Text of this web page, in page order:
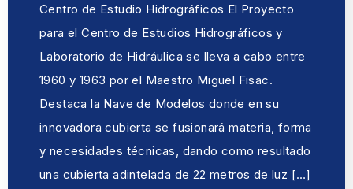
Centro de Estudio Hidrográficos El Proyecto
para el Centro de Estudios Hidrográficos y
Laboratorio de Hidráulica se lleva a cabo entre
1960 y 1963 por el Maestro Miguel Fisac.
Destaca la Nave de Modelos donde en su
innovadora cubierta se fusionará materia, forma
y necesidades técnicas, dando como resultado
una cubierta adintelada de 22 metros de luz […]